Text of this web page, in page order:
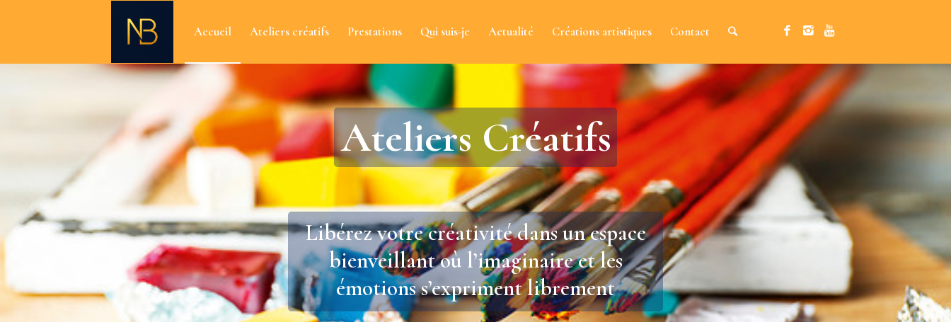
Accueil Ateliers créatifs Prestations Qui suis-je Actualité Créations artistiques Contact
Ateliers Créatifs
Libérez votre créativité dans un espace
bienveillant où l’imaginaire et les
émotions s’expriment librement